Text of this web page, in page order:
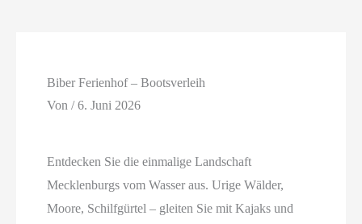
Biber Ferienhof – Bootsverleih
Von/6. Juni 2026
Entdecken Sie die einmalige Landschaft
Mecklenburgs vom Wasser aus. Urige Wälder,
Moore, Schilfgürtel – gleiten Sie mit Kajaks und